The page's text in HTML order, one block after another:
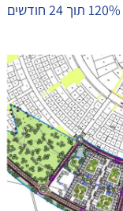
הותמ"ל — עם פוטנציאל תשואה מרשים של 120% תוך 24 חודשים